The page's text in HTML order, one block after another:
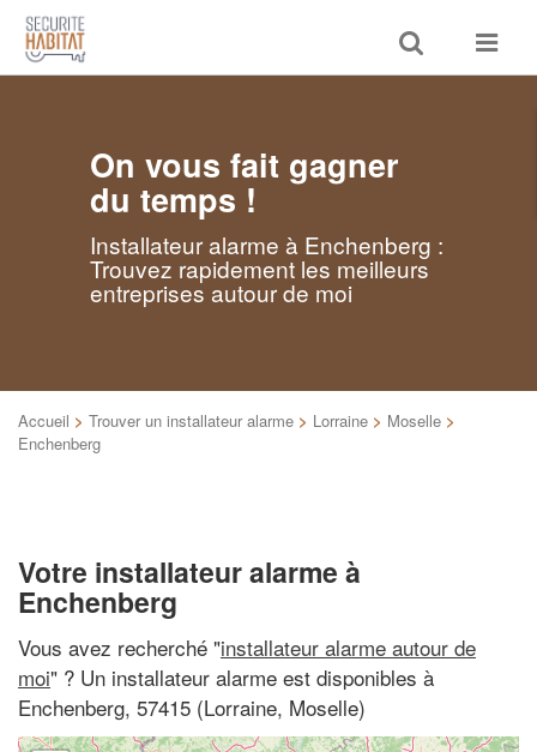
Toggle
search
Toggle
On vous fait gagner
du temps !
Installateur alarme à Enchenberg :
Trouvez rapidement les meilleurs
entreprises autour de moi
Accueil > Trouver un installateur alarme > Lorraine > Moselle >
Enchenberg
Votre installateur alarme à
Enchenberg
Vous avez recherché "installateur alarme autour de
moi" ? Un installateur alarme est disponibles à
Enchenberg, 57415 (Lorraine, Moselle)